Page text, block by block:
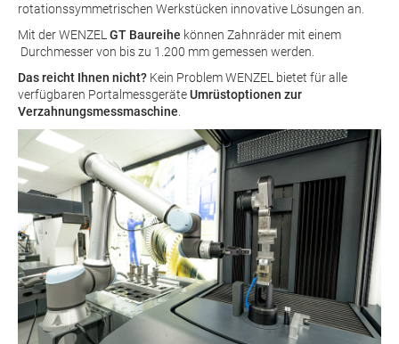
rotationssymmetrischen Werkstücken innovative Lösungen an.
Mit der WENZEL GT Baureihe können Zahnräder mit einem
Durchmesser von bis zu 1.200 mm gemessen werden.
Das reicht Ihnen nicht? Kein Problem WENZEL bietet für alle
verfügbaren PortalmessgeräteUmrüstoptionen zur
Verzahnungsmessmaschine